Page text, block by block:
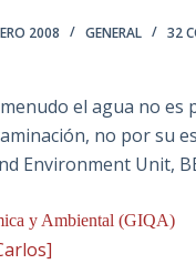
2008 GENERAL 32
el agua no
no por su
Environment Unit,
y Ambiental (GIQA)